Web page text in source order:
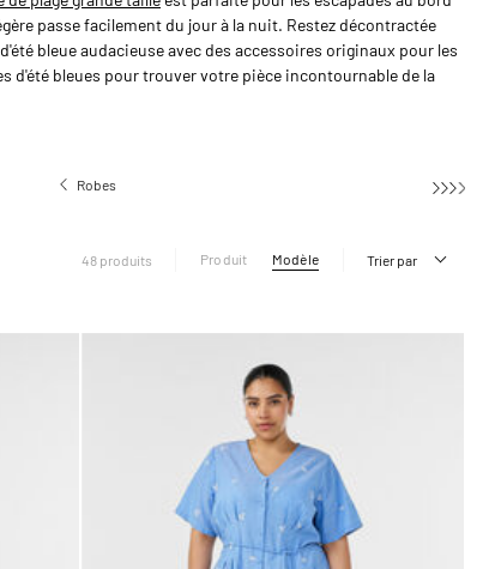
passe facilement du jour à la nuit. Restez décontractée
bleue audacieuse avec des accessoires originaux pour les
d'été bleues pour trouver votre pièce incontournable de la
Robes Robes d'été
48 produits Produit Modèle Trier par